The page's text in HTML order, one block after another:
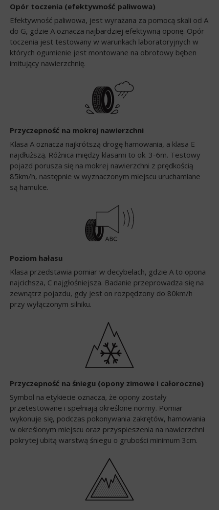
Opór toczenia (efektywność paliwowa)
Efektywność paliwowa, jest wyrażana za pomocą skali od A
do G, gdzie A oznacza najbardziej efektywną oponę. Opór
toczenia jest testowany w warunkach laboratoryjnych w
których ogumienie jest montowane na obrotowy bęben
imitujący nawierzchnię.
Przyczepność na mokrej nawierzchni
Klasa A oznacza najkrótszą drogę hamowania, a klasa E
najdłuższą. Różnica między klasami to ok. 3-6m. Testowy
pojazd porusza się na mokrej nawierzchni z prędkością
85km/h, następnie w wyznaczonym miejscu uruchamiane
są hamulce.
Poziom hałasu
Klasa przedstawia pomiar w decybelach, gdzie A to opona
najcichsza, C najgłośniejsza. Badanie przeprowadza się na
zewnątrz pojazdu, gdy jest on rozpędzony do 80km/h
przy wyłączonym silniku.
Przyczepność na śniegu (opony zimowe i całoroczne)
Symbol na etykiecie oznacza, że opony zostały
przetestowane i spełniają określone normy. Pomiar
wykonuje się, podczas pokonywania zakrętów, hamowania
w określonym miejscu oraz przyspieszenia na nawierzchni
pokrytej ubitą warstwą śniegu o grubości minimum 3cm.